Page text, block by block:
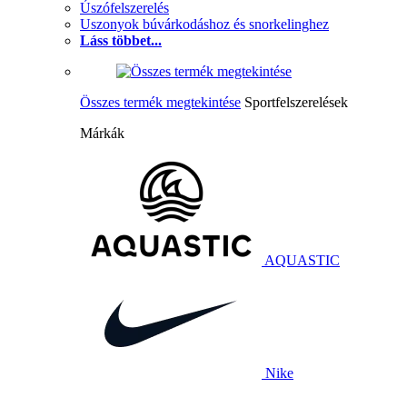
Úszófelszerelés
Uszonyok búvárkodáshoz és snorkelinghez
Láss többet...
Összes termék megtekintése Sportfelszerelések
Márkák
AQUASTIC
Nike